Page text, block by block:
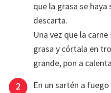
que la grasa se
descarta.
Una vez que la
grasa y córtala en
grande, pon a
En un sartén a